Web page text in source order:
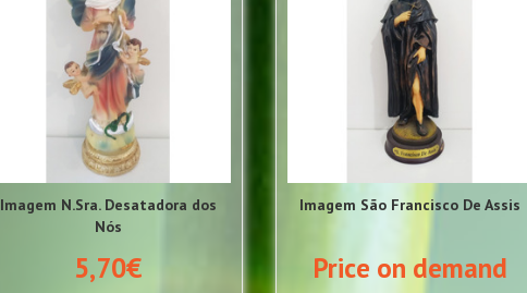
Imagem N.Sra. Desatadora dos
Nós
5,70€
Imagem São Francisco De Assis
Price on demand